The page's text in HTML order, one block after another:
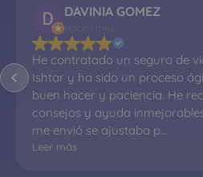
DAVINIA GOMEZ
He contratado un seguro de
Ishtar y ha sido un proceso
buen hacer y paciencia. He
consejos y ayuda
me envió se ajustaba p…
Leer más